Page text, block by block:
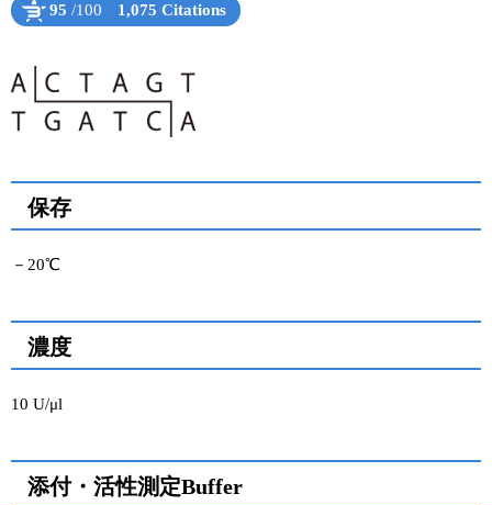
エピジェネティクス実験ガイド
RNAi実験ガイド
アプリケーションノート
ユーザーズボイス集
動画ライブラリー
Q&A
95 /100 1,075 Citations
保存
－20℃
濃度
10 U/μl
添付・活性測定Buffer